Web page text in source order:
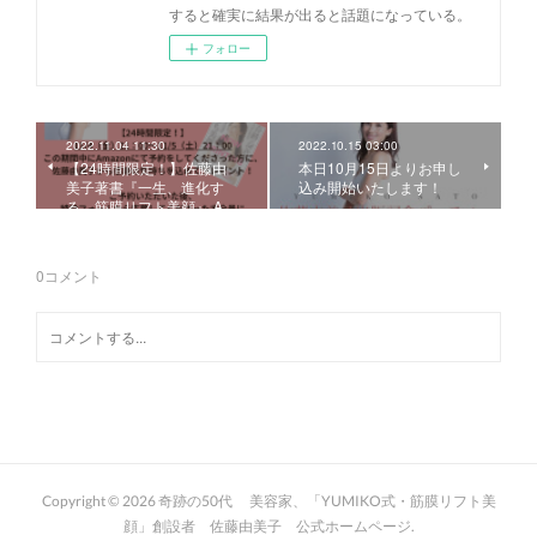
すると確実に結果が出ると話題になっている。
フォロー
2022.11.04 11:30
【24時間限定！】佐藤由
美子著書『一生、進化す
る 筋膜リフト美顔』 A…
2022.10.15 03:00
本日10月15日よりお申し
込み開始いたします！
0コメント
Copyright © 2026奇跡の50代 美容家、「YUMIKO式・筋膜リフト美
顔」創設者 佐藤由美子 公式ホームページ.